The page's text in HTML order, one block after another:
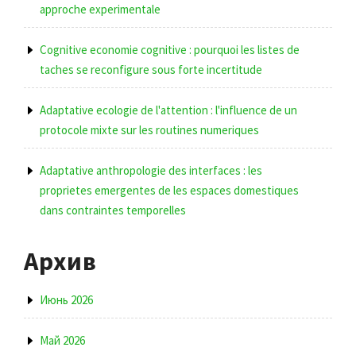
approche experimentale
Cognitive economie cognitive : pourquoi les listes de
taches se reconfigure sous forte incertitude
Adaptative ecologie de l'attention : l'influence de un
protocole mixte sur les routines numeriques
Adaptative anthropologie des interfaces : les
proprietes emergentes de les espaces domestiques
dans contraintes temporelles
Архив
Июнь 2026
Май 2026